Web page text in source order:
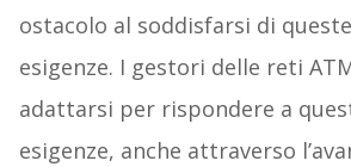
ostacolo al soddisfarsi di
esigenze. I gestori delle reti
adattarsi per rispondere a
esigenze, anche attraverso